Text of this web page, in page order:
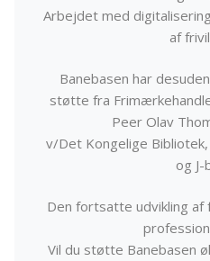
Arbejdet med
af
Banebasen har
støtte fra
Peer Olav
v/Det Kongelige
og J-
Den fortsatte udvikling
Vil du støtte Banebasen